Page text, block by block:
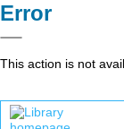
Error
This action is not